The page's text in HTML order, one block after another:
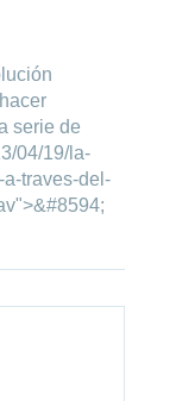
serie de
04/19/la-
traves-del-